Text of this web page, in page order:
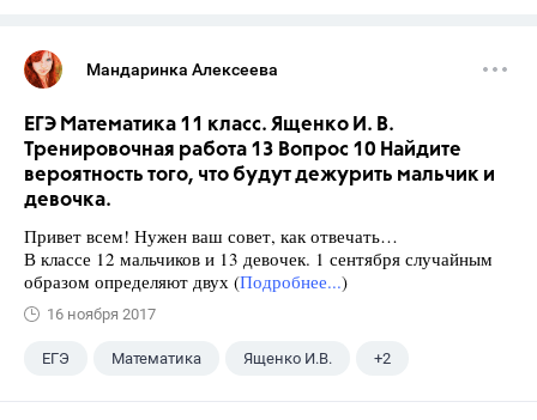
Мандаринка Алексеева
ЕГЭ Математика 11 класс. Ященко И. В.
Тренировочная работа 13 Вопрос 10 Найдите
вероятность того, что будут дежурить мальчик и
девочка.
Привет всем! Нужен ваш совет, как отвечать…
В классе 12 мальчиков и 13 девочек. 1 сентября случайным
образом определяют двух (Подробнее...)
16 ноября 2017
ЕГЭ Математика Ященко И.В. +2